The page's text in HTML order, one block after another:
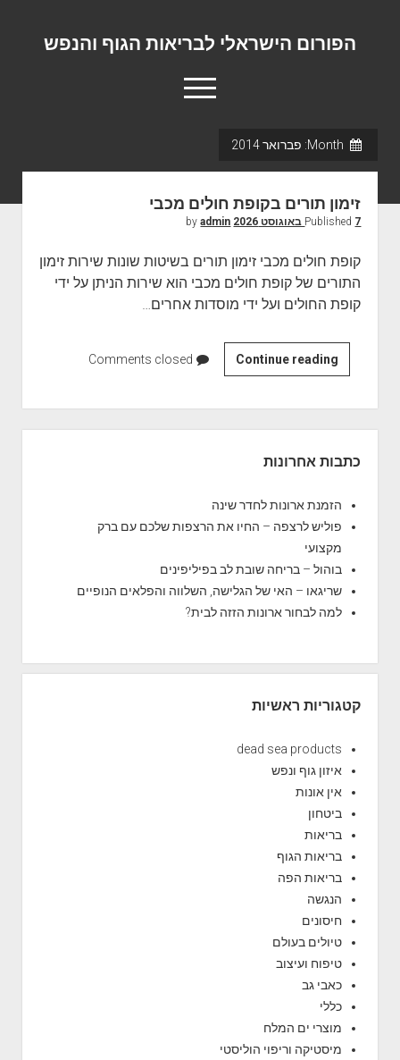
הפורום הישראלי לבריאות הגוף והנפש
o
p
u
יצירת קשר
פברואר 2014
זימון תורים בקופת חולים מכבי
Published 7 באוגוסט 2026 admin
קופת חולים מכבי זימון תורים בשיטות שונות שירות זימון
התורים של קופת חולים מכבי הוא שירות הניתן על ידי
קופת החולים ועל ידי מוסדות אחרים…
Continue reading
י
ר
י
ב
ק
ו
כתבות אחרונות
הזמנת ארונות לחדר שינה
פוליש לרצפה – החיו את הרצפות שלכם עם ברק
מקצועי
בוהול – בריחה שובת לב בפיליפינים
שריגאו – האי של הגלישה, השלווה והפלאים הנופיים
למה לבחור ארונות הזזה לבית?
קטגוריות ראשיות
dead sea products
איזון גוף ונפש
אין אונות
ביטחון
בריאות
בריאות הגוף
בריאות הפה
הנגשה
חיסונים
טיולים בעולם
טיפוח ועיצוב
כאבי גב
כללי
מוצרי ים המלח
מיסטיקה וריפוי הוליסטי